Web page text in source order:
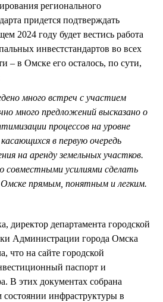
регионального
придется подтверждать
2024 году будет вестись работа
инвестстандартов во всех
– в Омске его осталось, по сути,
много встреч с участием
много предложений высказано о
процессов на уровне
в первую очередь
на аренду земельных участков.
совместными усилиями сделать
прямым, понятным и легким.
директор департамента городской
Администрации города Омска
на сайте городской
паспорт и
В этих документах собрана
инфраструктуры в